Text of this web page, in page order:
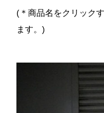
(＊商品名をクリック
ます。)